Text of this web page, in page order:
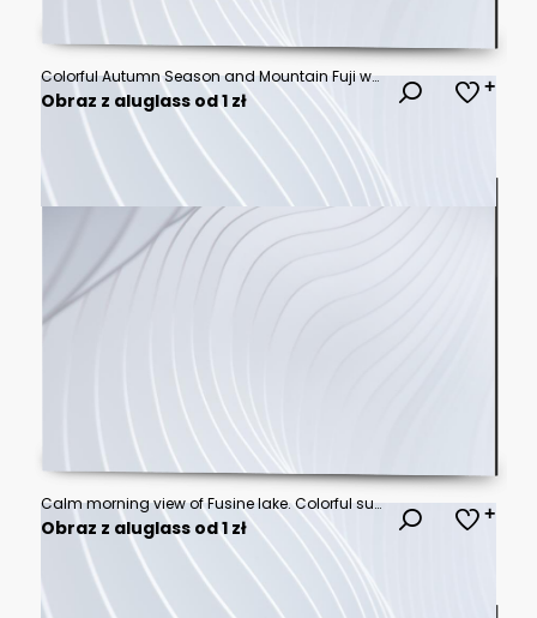
Colorful Autumn Season and Mountain Fuji with morning fog and red leaves at lake Kawaguchiko is one of the best places in Japan
Obraz z aluglass od 1 zł
Calm morning view of Fusine lake. Colorful summer sunrise in Julian Alps with Mangart peak on background, Province of Udine, Italy, Europe. Beauty of nature concept background.
Obraz z aluglass od 1 zł